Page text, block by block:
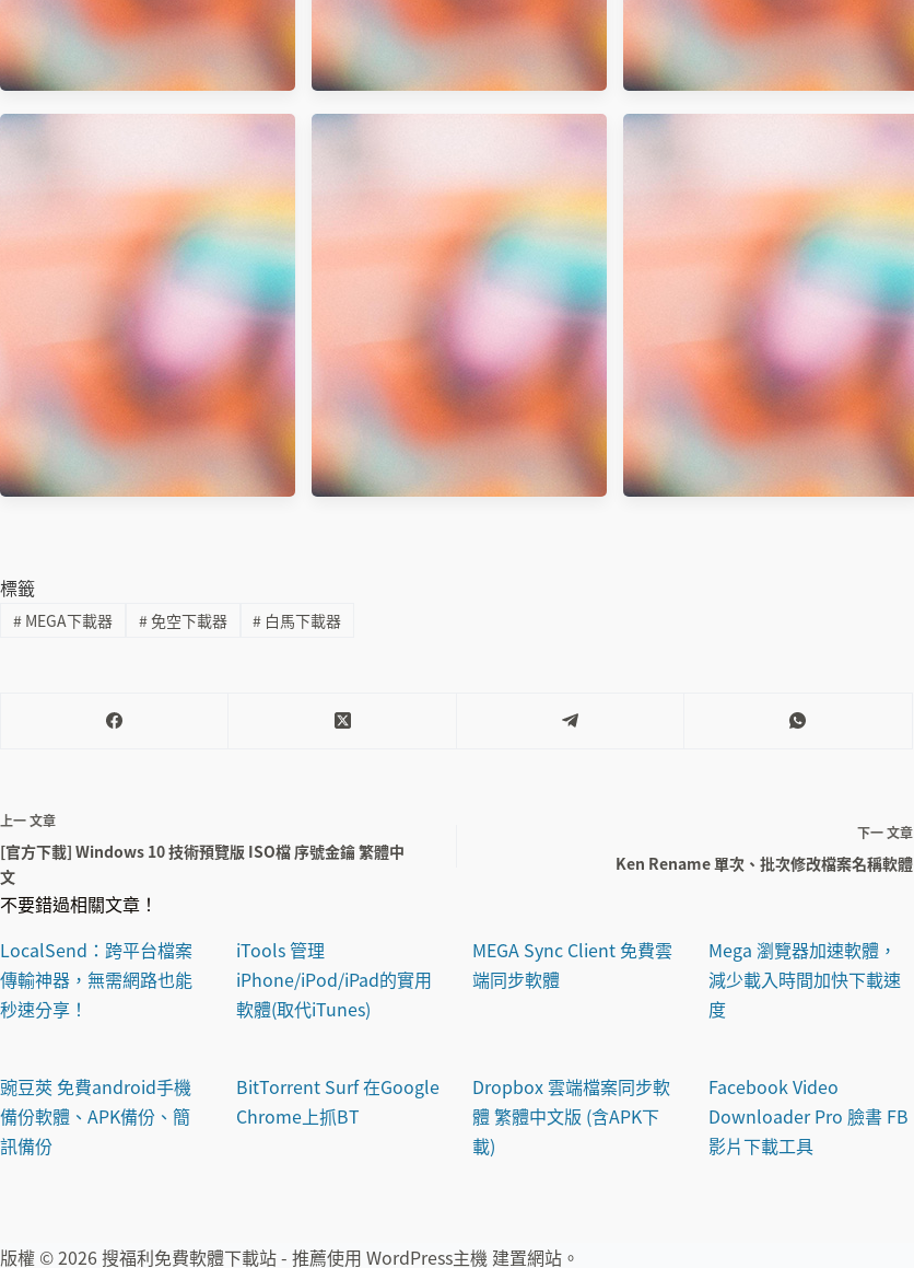
FreeFileSync 檔案同步備份軟體 免安
裝
LocalSend：跨平台檔案傳輸神器，
Mega 瀏覽器加速軟體，減少載入時
間加快下載速度
Facebook Video Downloader Pro 臉
書 FB影片下載工具
Mega Downloader 專屬 MEGA 免費
空間下載器
存空間)
標籤
#MEGA下載器 #免空下載器 # 白馬下載器
上一文章
[官方下載] Windows 10 技術預覽版 ISO檔 序號金鑰 繁體中
文
下一文章
Ken Rename 單次、批次修改檔案名稱軟體
不要錯過相關文章！
LocalSend：跨平台檔案
傳輸神器，無需網路也能
秒速分享！
iTools 管理
iPhone/iPod/iPad的實用
軟體(取代iTunes)
MEGA Sync Client 免費雲
端同步軟體
Mega 瀏覽器加速軟體，
減少載入時間加快下載速
度
豌豆莢 免費android手機
備份軟體、APK備份、簡
訊備份
BitTorrent Surf 在Google
Chrome上抓BT
Dropbox 雲端檔案同步軟
體 繁體中文版 (含APK下
載)
Facebook Video
Downloader Pro 臉書 FB
影片下載工具
版權 © 2026 搜福利免費軟體下載站 - 推薦使用 WordPress主機 建置網站。